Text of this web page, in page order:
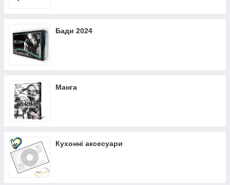
Бади 2024
Манга
Кухонні аксесуари